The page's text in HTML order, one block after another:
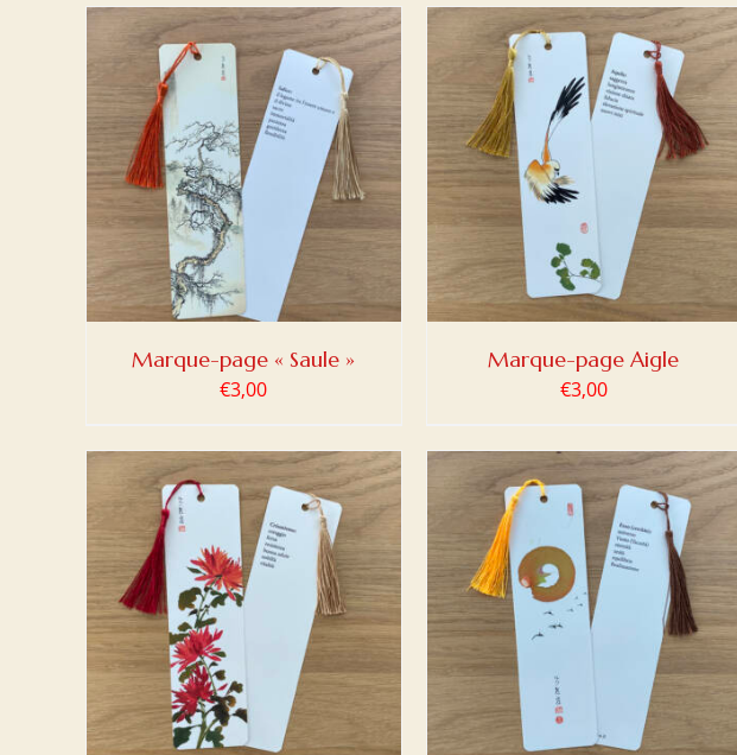
Marque-page « Saule »
€3,00
AJOUTER AU PANIER DETAILS
Marque-page Aigle
€3,00
AJOUTER AU PANIER / DETAILS
AJOUTER AU PANIER / DETAILS AJOUTER AU PANIER DETAILS